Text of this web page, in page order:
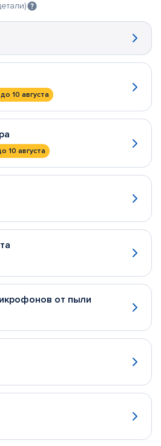
до 10 августа
10 августа
от пыли